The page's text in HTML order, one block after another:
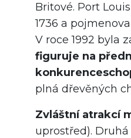
Britové. Port
1736 a
V roce 1992 byla
figuruje na
plná dřevěných
Zvláštní atrakcí
uprostřed).